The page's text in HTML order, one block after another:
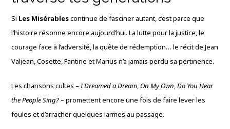
Si Les Misérablescontinue de fasciner autant, c’est parce que
l’histoire résonne encore aujourd’hui. La lutte pour la justice, le
courage face à l’adversité, la quête de rédemption… le récit de Jean
Valjean, Cosette, Fantine et Marius n’a jamais perdu sa pertinence.
Les chansons cultes –I Dreamed a Dream, On My Own,Do You Hear
the People Sing? – promettent encore une fois de faire lever les
foules et d’arracher quelques larmes au passage.